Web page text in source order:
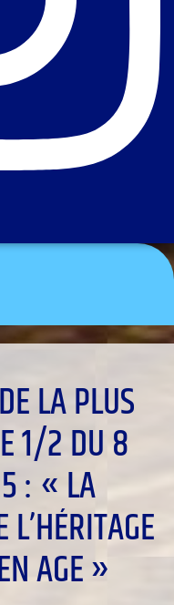
LA PLUS
1/2 DU 8
: « LA
AGE »